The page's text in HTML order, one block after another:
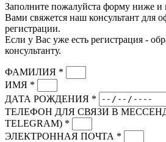
Заполните пожалуйста форму ниже и
Вами свяжется наш консультант для
регистрации.
Если у Вас уже есть регистрация -
консультанту.
ФАМИЛИЯ *
ИМЯ *
ДАТА РОЖДЕНИЯ *
ТЕЛЕФОН ДЛЯ СВЯЗИ В
TELEGRAM) *
ЭЛЕКТРОННАЯ ПОЧТА *